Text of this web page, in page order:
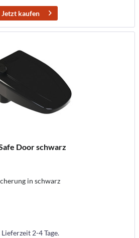
Jetzt kaufen
Door schwarz
in schwarz
2-4 Tage.